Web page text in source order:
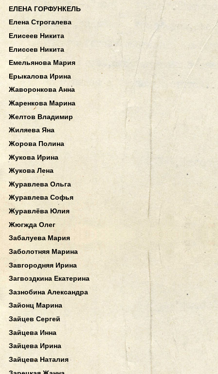
ЕЛЕНА ГОРФУНКЕЛЬ
Елена Строгалева
Елисеев Никита
Елиссев Никита
Емельянова Мария
Ерыкалова Ирина
Жаворонкова Анна
Жаренкова Марина
Желтов Владимир
Жиляева Яна
Жорова Полина
Жукова Ирина
Жукова Лена
Журавлева Ольга
Журавлева Софья
Журавлёва Юлия
Жюгжда Олег
Забалуева Мария
Заболотняя Марина
Завгородняя Ирина
Загвоздкина Екатерина
Зазнобина Александра
Зайонц Марина
Зайцев Сергей
Зайцева Инна
Зайцева Ирина
Зайцева Наталия